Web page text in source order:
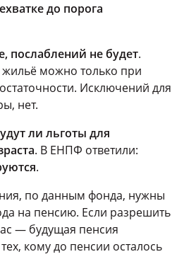
до порога
послаблений не будет.
можно только при
Исключений для
нет.
ли льготы для
. В ЕНПФ ответили:
.
по данным фонда, нужны
на пенсию. Если разрешить
— будущая пенсия
кому до пенсии осталось